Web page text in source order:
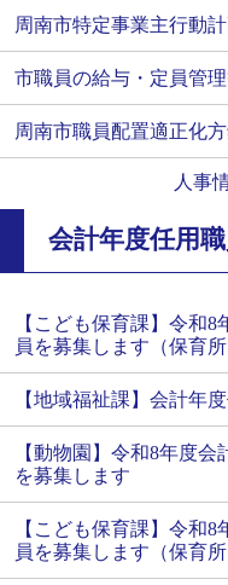
周南市特定事業主行動
市職員の給与・定員管
周南市職員配置適正化
人事
会計年度任用
【こども保育課】令和
員を募集します（保育
【地域福祉課】会計年
【動物園】令和8年度会
を募集します
【こども保育課】令和
員を募集します（保育